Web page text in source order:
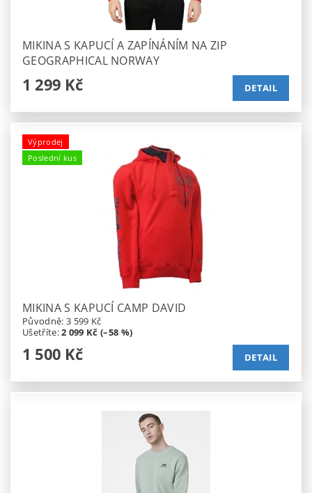
MIKINA S KAPUCÍ A ZAPÍNÁNÍM NA ZIP
GEOGRAPHICAL NORWAY
1 299 Kč DETAIL
Výprodej
Poslední kus
MIKINA S KAPUCÍ CAMP DAVID
Původně: 3 599 Kč
Ušetříte:2 099 Kč (–58 %)
1 500 Kč DETAIL